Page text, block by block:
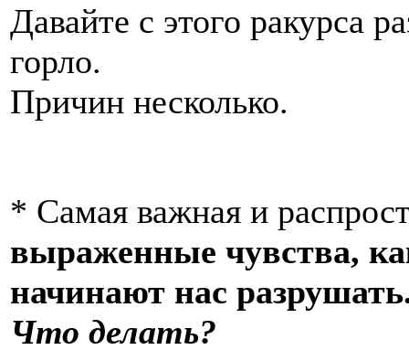
Давайте с этого ракурса
горло.
Причин несколько.
* Самая важная и
выраженные чувства,
начинают нас
Что делать?